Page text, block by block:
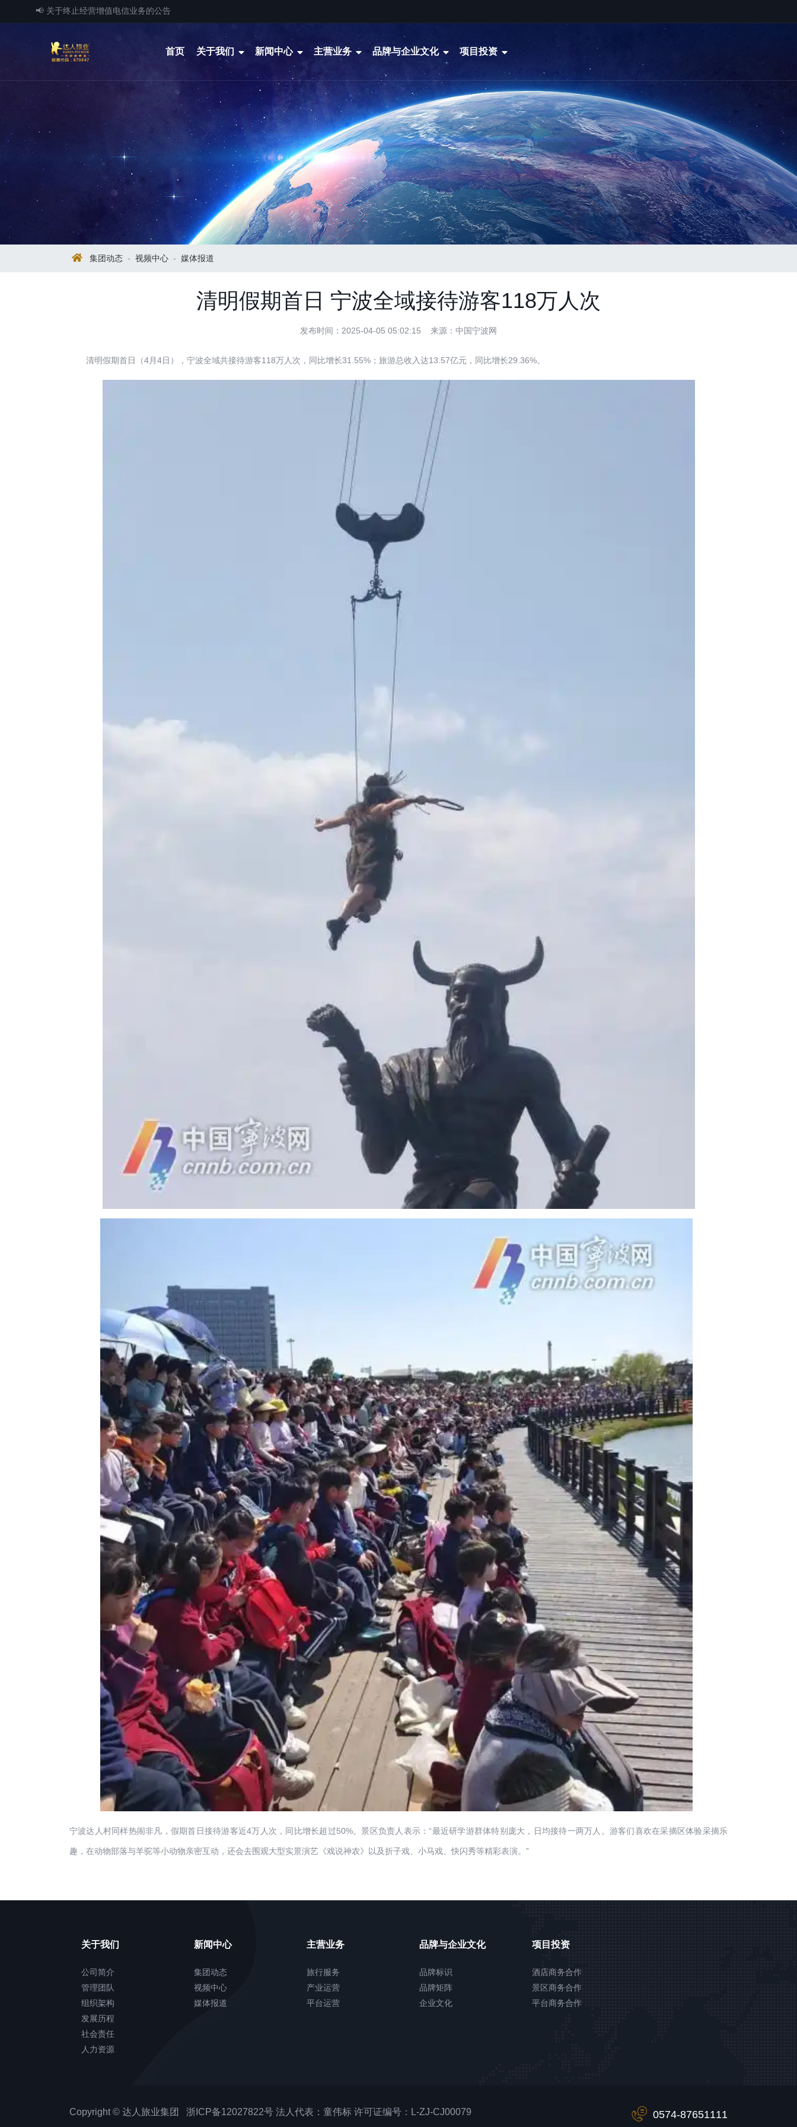
📢 关于终止经营增值电信业务的公告
首页 关于我们 新闻中心 主营业务 品牌与企业文化 项目投资
集团动态 - 视频中心 - 媒体报道
清明假期首日 宁波全域接待游客118万人次
发布时间：2025-04-05 05:02:15 来源：中国宁波网
清明假期首日（4月4日），宁波全域共接待游客118万人次，同比增长31.55%；旅游总收入达13.57亿元，同比增长29.36%。
宁波达人村同样热闹非凡，假期首日接待游客近4万人次，同比增长超过50%。景区负责人表示：“最近研学游群体特别庞大，日均接待一两万人。游客们喜欢在采摘区体验采摘乐
趣，在动物部落与羊驼等小动物亲密互动，还会去围观大型实景演艺《戏说神农》以及折子戏、小马戏、快闪秀等精彩表演。”
关于我们
公司简介
管理团队
组织架构
发展历程
社会责任
人力资源
新闻中心
集团动态
视频中心
媒体报道
主营业务
旅行服务
产业运营
平台运营
品牌与企业文化
品牌标识
品牌矩阵
企业文化
项目投资
酒店商务合作
景区商务合作
平台商务合作
Copyright © 达人旅业集团 浙ICP备12027822号 法人代表：童伟标 许可证编号：L-ZJ-CJ00079 0574-87651111